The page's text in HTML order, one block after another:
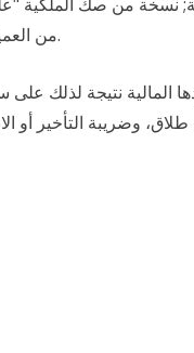
من العميل تكاليف التأمين في المدفوعات الشهرية.
المالية نتيجة لذلك
التأخير أو الانتقال إلى